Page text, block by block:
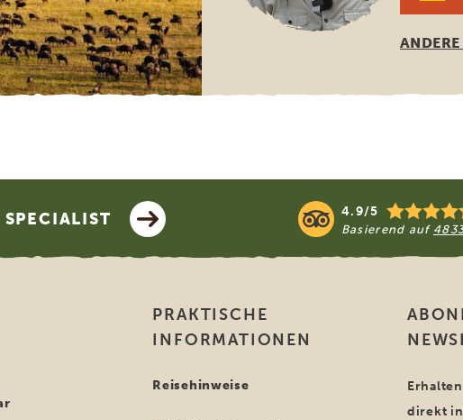
4.9/5
Basierend auf
PRAKTISCHE
INFORMATIONEN
Reisehinweise
direkt in